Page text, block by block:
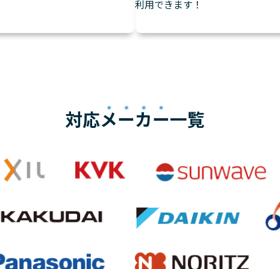
利用できます！
対応メーカー一覧